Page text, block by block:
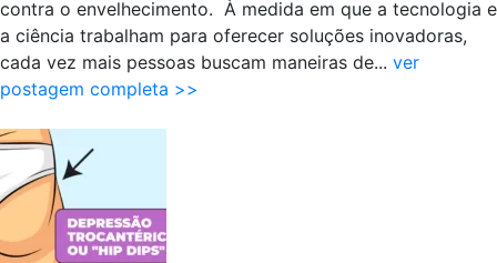
que
desafiam
o
contra o envelhecimento. À medida em que a tecnologia e
a ciência trabalham para oferecer soluções inovadoras,
cada vez mais pessoas buscam maneiras de... ver
postagem completa >>